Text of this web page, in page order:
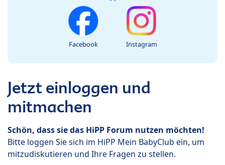
Facebook Instagram
Jetzt einloggen und
mitmachen
Schön, dass sie das HiPP Forum nutzen möchten!
Bitte loggen Sie sich im HiPP Mein BabyClub ein, um
mitzudiskutieren und Ihre Fragen zu stellen.